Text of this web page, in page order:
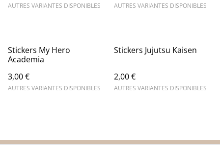
AUTRES VARIANTES DISPONIBLES AUTRES VARIANTES DISPONIBLES
Stickers My Hero
Academia
3,00 €
AUTRES VARIANTES DISPONIBLES
Stickers Jujutsu Kaisen
2,00 €
AUTRES VARIANTES DISPONIBLES